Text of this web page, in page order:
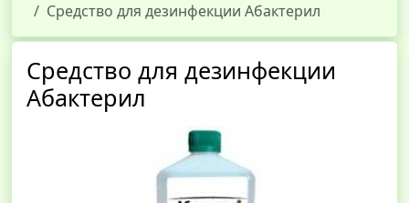
Средство для дезинфекции Абактерил
Средство для дезинфекции
Абактерил